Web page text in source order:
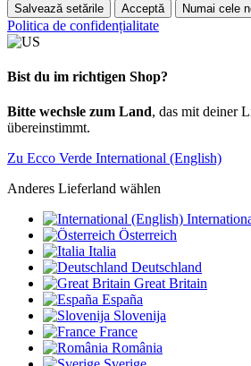
Salvează setările Acceptă Numai cele
Politica de confidențialitate
Bist du im richtigen Shop?
Bitte wechsle zum Land, das mit deiner
übereinstimmt.
Zu Ecco Verde International (English)
Anderes Lieferland wählen
Österreich
Italia
Deutschland
Great Britain
España
Slovenija
France
România